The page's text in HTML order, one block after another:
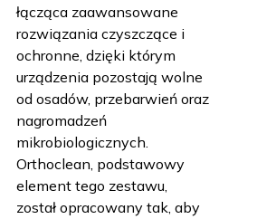
łącząca zaawansowane
rozwiązania czyszczące i
ochronne, dzięki którym
urządzenia pozostają wolne
od osadów, przebarwień oraz
nagromadzeń
mikrobiologicznych.
Orthoclean, podstawowy
element tego zestawu,
został opracowany tak, aby